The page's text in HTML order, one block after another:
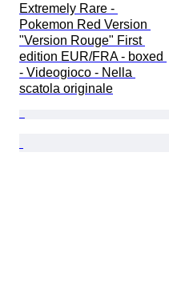
Extremely Rare -
Pokemon Red Version
"Version Rouge" First
edition EUR/FRA - boxed
- Videogioco - Nella
scatola originale